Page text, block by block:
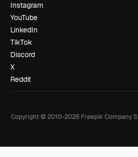
Instagram
YouTube
LinkedIn
TikTok
Discord
X
Reddit
Copyright © 2010-2026Freepik Company